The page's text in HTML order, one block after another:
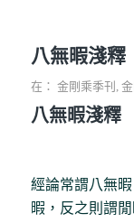
八無暇淺釋
在： 金剛乘季刊 ,
八無暇淺釋
經論常謂八無
暇，反之則謂